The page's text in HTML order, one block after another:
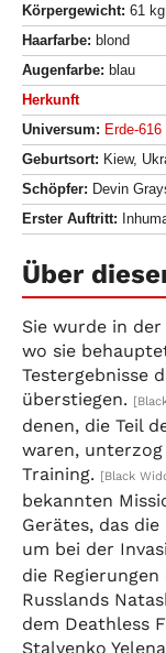
Körpergewicht: 61 kg
Haarfarbe: blond
Augenfarbe: blau
Herkunft
Universum: Erde-616
Geburtsort: Kiew,
Schöpfer: Devin
Erster Auftritt:
Über
Sie wurde in
wo sie
Testergebnisse
überstiegen.
denen, die Teil
waren,
Training. [Black
bekannten
Gerätes, das
um bei der
die
Russlands
dem Deathless
Stalyenko